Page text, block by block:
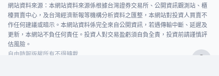
網站資料來源：本網站資料來源係根據台灣證券交易所、公開資訊觀測站、櫃
檯買賣中心，及台灣經濟新報等機構分析資料之匯整，本網站對投資人買賣不
作任何建議或暗示。本網站資料係完全來自公開資訊，若遇傳輸中斷、延遲及
更新，本網站不負任何責任。投資人對交易盈虧須自負全責，投資前請謹慎評
估風險。
自由時報版權所有不得轉載